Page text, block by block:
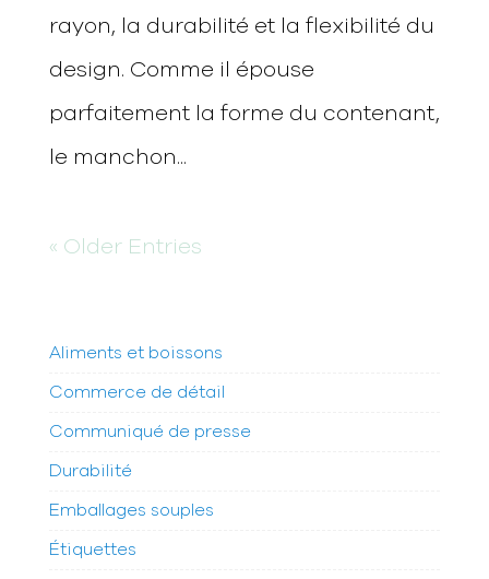
rayon, la durabilité et la flexibilité du
design. Comme il épouse
parfaitement la forme du contenant,
le manchon...
« Older Entries
Aliments et boissons
Commerce de détail
Communiqué de presse
Durabilité
Emballages souples
Étiquettes